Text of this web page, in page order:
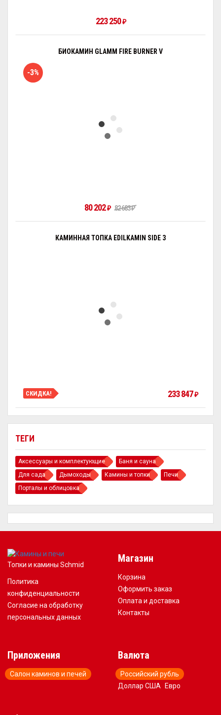
ТЕГИ
Аксессуары и комплектующие
Баня и сауна
Для сада
Дымоходы Камины и топки
Печи
Порталы и облицовка
223 250 ₽
БИОКАМИН GLAMM FIRE BURNER V
-3%
80 202 ₽ 82 683₽
КАМИННАЯ ТОПКА EDILKAMIN SIDE 3
СКИДКА! 233 847 ₽
Топки и камины Schmid
Политика
конфиденциальности
Согласие на обработку
персональных данных
Магазин
Корзина
Оформить заказ
Оплата и доставка
Контакты
Приложения
Салон каминов и печей
Валюта
Российский рубль
Доллар США
Евро